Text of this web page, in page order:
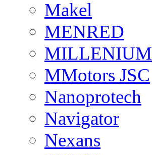
Makel
MENRED
MILLENIUM
MMotors JSC
Nanoprotech
Navigator
Nexans